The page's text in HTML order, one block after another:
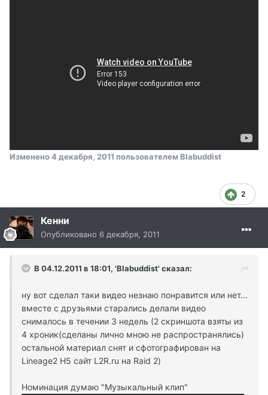
Изменено4 декабря, 2011 пользователем Blabuddist
2
Кенни
Опубликовано 6 декабря, 2011
В 04.12.2011 в 18:01, 'Blabuddist' сказал:
ну вот сделал таки видео незнаю понравится или нет...
вместе с друзьями старались делали видео
снималось в течении 3 недель (2 скриншота взяты из
4 хроник(сделаны лично мною не распространялись)
остальной материал снят и сфотографирован на
Lineage2 H5 сайт L2R.ru на Raid 2)
Номинация думаю "Музыкальный клип"